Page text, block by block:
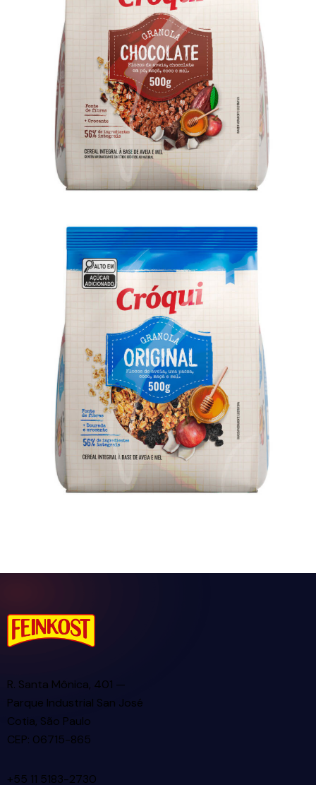
Granola Cróqui Chocolate 500g
Granola Cróqui Original 500g
R. Santa Mônica, 401 —
Parque Industrial San José
Cotia, São Paulo
CEP: 06715-865
+55 11 5183-2730